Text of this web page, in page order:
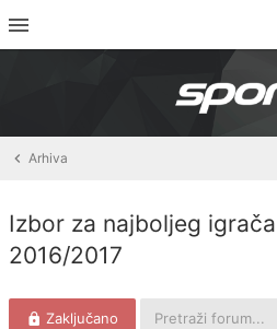
Arhiva
Izbor za najboljeg
2016/2017
Zaključano